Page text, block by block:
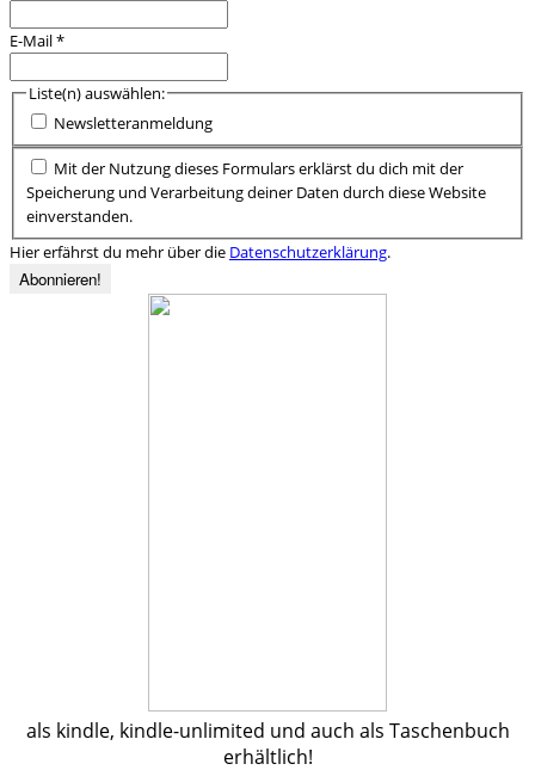
E-Mail*
Liste(n) auswählen:
Newsletteranmeldung
Mit der Nutzung dieses Formulars erklärst du dich mit der
Speicherung und Verarbeitung deiner Daten durch diese Website
einverstanden.
Hier erfährst du mehr über die Datenschutzerklärung.
als kindle, kindle-unlimited und auch als Taschenbuch
erhältlich!